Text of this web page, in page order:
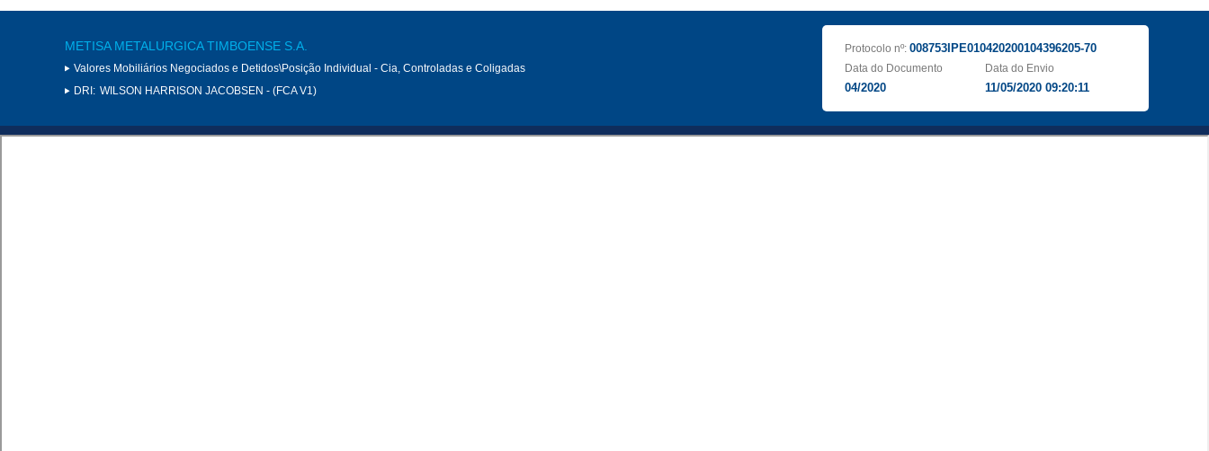
METISA METALURGICA TIMBOENSE S.A.
Valores Mobiliários Negociados e Detidos\Posição Individual - Cia, Controladas e Coligadas
DRI: WILSON HARRISON JACOBSEN - (FCA V1)
Protocolo nº: 008753IPE010420200104396205-70
Data do Documento
04/2020
Data do Envio
11/05/2020 09:20:11